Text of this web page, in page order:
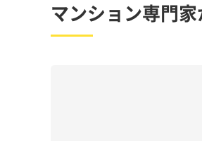
マンション専門